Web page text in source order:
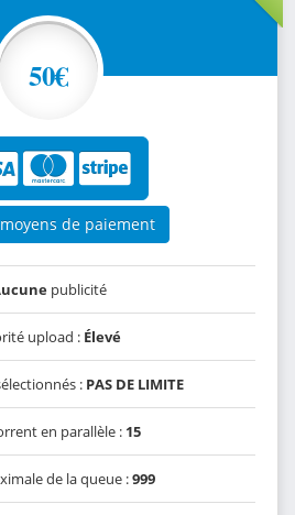
50€
de paiement
publicité
upload : Élevé
: PAS DE LIMITE
en parallèle : 15
de la queue :999